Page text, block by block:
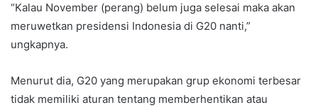
“Kalau November (perang) belum juga selesai maka akan
meruwetkan presidensi Indonesia di G20 nanti,”
ungkapnya.
Menurut dia, G20 yang merupakan grup ekonomi terbesar
tidak memiliki aturan tentang memberhentikan atau